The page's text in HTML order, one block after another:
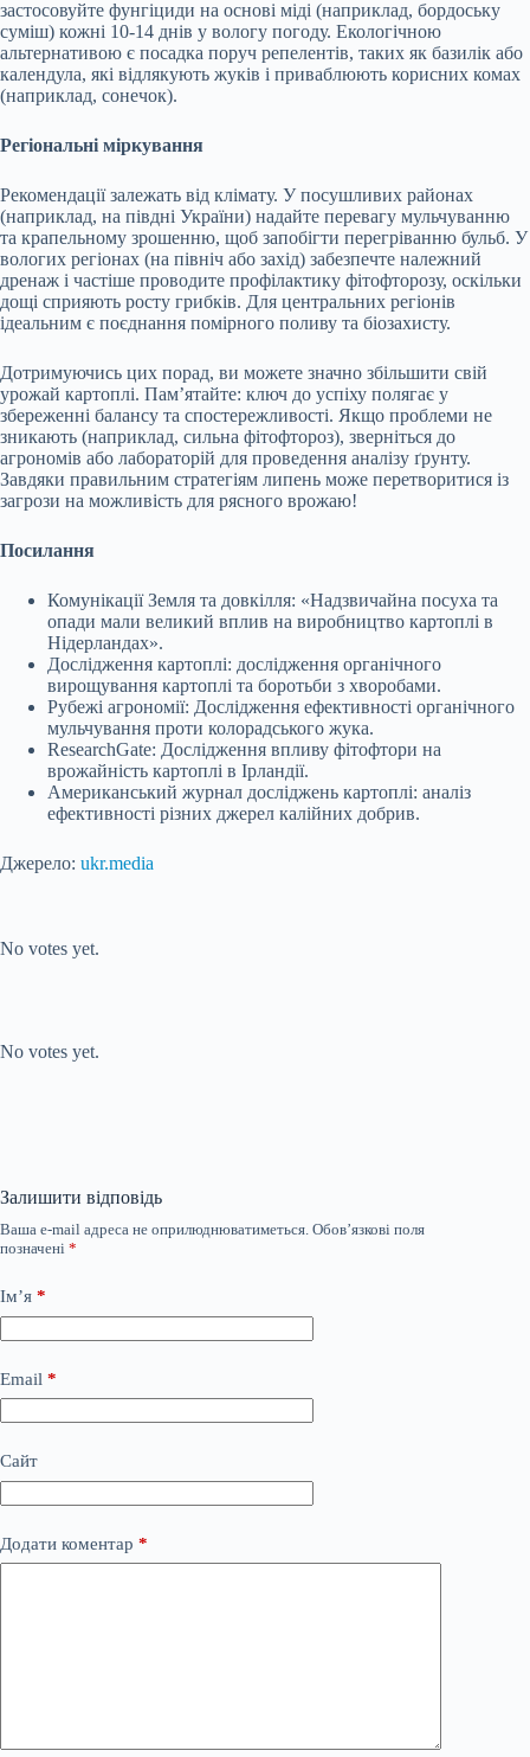
застосовуйте фунгіциди на основі міді (наприклад, бордоську
суміш) кожні 10-14 днів у вологу погоду. Екологічною
альтернативою є посадка поруч репелентів, таких як базилік або
календула, які відлякують жуків і приваблюють корисних комах
(наприклад, сонечок).
Регіональні міркування
Рекомендації залежать від клімату. У посушливих районах
(наприклад, на півдні України) надайте перевагу мульчуванню
та крапельному зрошенню, щоб запобігти перегріванню бульб. У
вологих регіонах (на північ або захід) забезпечте належний
дренаж і частіше проводите профілактику фітофторозу, оскільки
дощі сприяють росту грибків. Для центральних регіонів
ідеальним є поєднання помірного поливу та біозахисту.
Дотримуючись цих порад, ви можете значно збільшити свій
урожай картоплі. Пам’ятайте: ключ до успіху полягає у
збереженні балансу та спостережливості. Якщо проблеми не
зникають (наприклад, сильна фітофтороз), зверніться до
агрономів або лабораторій для проведення аналізу ґрунту.
Завдяки правильним стратегіям липень може перетворитися із
загрози на можливість для рясного врожаю!
Посилання
Комунікації Земля та довкілля: «Надзвичайна посуха та
опади мали великий вплив на виробництво картоплі в
Нідерландах».
Дослідження картоплі: дослідження органічного
вирощування картоплі та боротьби з хворобами.
Рубежі агрономії: Дослідження ефективності органічного
мульчування проти колорадського жука.
ResearchGate: Дослідження впливу фітофтори на
врожайність картоплі в Ірландії.
Американський журнал досліджень картоплі: аналіз
ефективності різних джерел калійних добрив.
Джерело: ukr.media
No votes yet.
No votes yet.
Залишити відповідь
Ваша e-mail адреса не оприлюднюватиметься. Обов’язкові поля
позначені *
Ім’я *
Email *
Сайт
Додати коментар *